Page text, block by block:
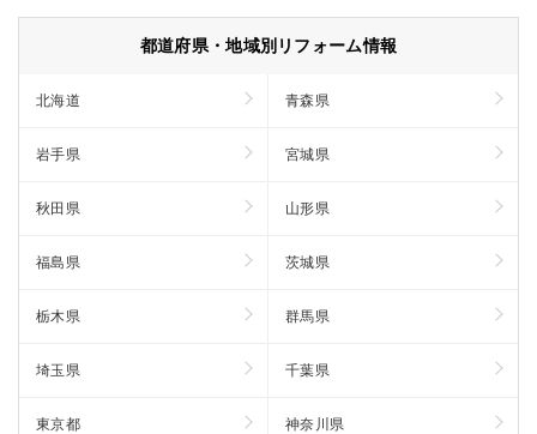
都道府県・地域別リフォーム情報
北海道 青森県
岩手県 宮城県
秋田県 山形県
福島県 茨城県
栃木県 群馬県
埼玉県 千葉県
東京都 神奈川県